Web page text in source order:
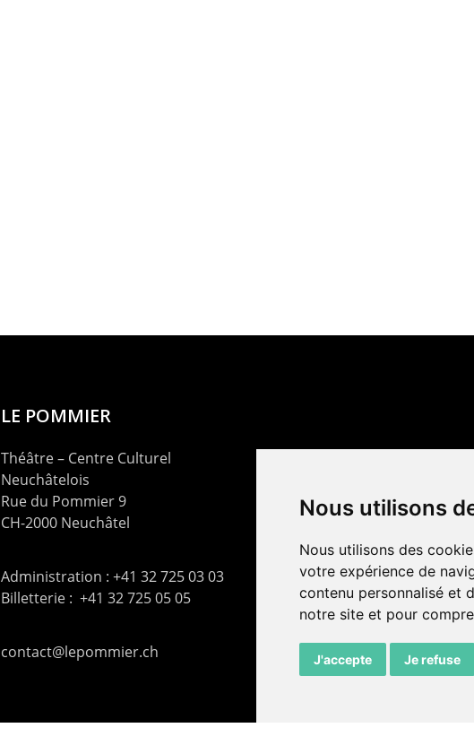
Nous utilisons
Nous utilisons des
votre expérience de
contenu personnalisé et
notre site et pour
J'accepte Je refuse
LE POMMIER
Théâtre – Centre Culturel
Neuchâtelois
Rue du Pommier 9
CH-2000 Neuchâtel
Administration : +41 32 725 03 03
Billetterie : +41 32 725 05 05
contact@lepommier.ch